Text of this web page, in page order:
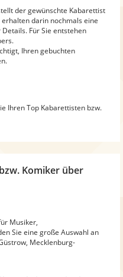
der gewünschte Kabarettist
erhalten darin nochmals eine
Für Sie entstehen
Ihren gebuchten
Ihren Top Kabarettisten bzw.
Komiker über
Musiker,
Sie eine große Auswahl an
Mecklenburg-